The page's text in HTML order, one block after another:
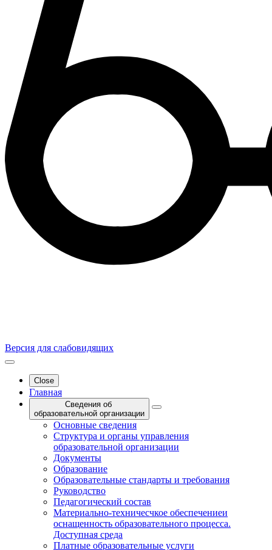
Версия для слабовидящих
Close
Главная
Сведения об
образовательной организации
Основные сведения
Структура и органы управления
образовательной организации
Документы
Образование
Образовательные стандарты и требования
Руководство
Педагогический состав
Материально-техничесчкое обеспечениеи
оснащенность образовательного процесса.
Доступная среда
Платные образовательные услуги